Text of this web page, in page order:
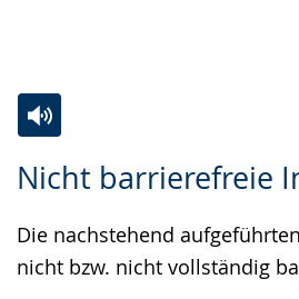
Nicht barrierefreie
Die nachstehend
nicht bzw. nicht vollständig
Leichten
wechseln.
Audio-
Video
Deutscher
Gebärdensprache